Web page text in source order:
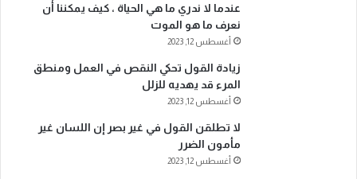
عندما لا ندري ما هي الحياة ، كيف يمكننا أن
نعرف ما هو الموت
أغسطس 12, 2023
زيادة القول تحكي النقص في العمل ومنطق
المرء قد يهديه للزلل
أغسطس 12, 2023
لا تطلقن القول في غير بصر إن اللسان غير
مأمون الضرر
أغسطس 12, 2023